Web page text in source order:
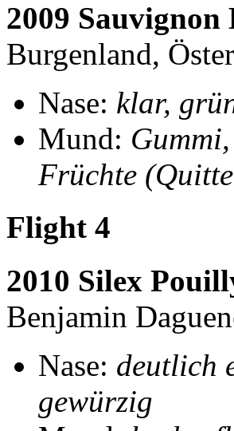
2009
Burgenland,
Nase: klar,
Mund:
Früchte
Flight 4
2010 Silex
Benjamin
Nase: deutlich
gewürzig